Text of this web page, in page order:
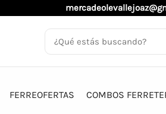
FERREOFERTAS COMBOS